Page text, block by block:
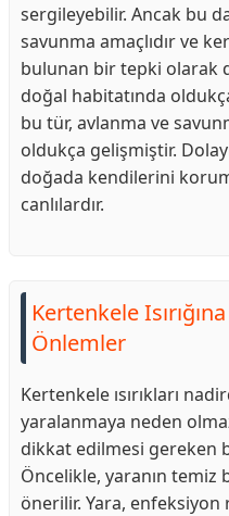
sergileyebilir. Ancak bu
savunma amaçlıdır ve
bulunan bir tepki olarak
doğal habitatında
bu tür, avlanma ve
oldukça gelişmiştir.
doğada kendilerini
canlılardır.
Kertenkele
Önlemler
Kertenkele ısırıkları
yaralanmaya neden
dikkat edilmesi gereken
Öncelikle, yaranın temiz
önerilir. Yara,